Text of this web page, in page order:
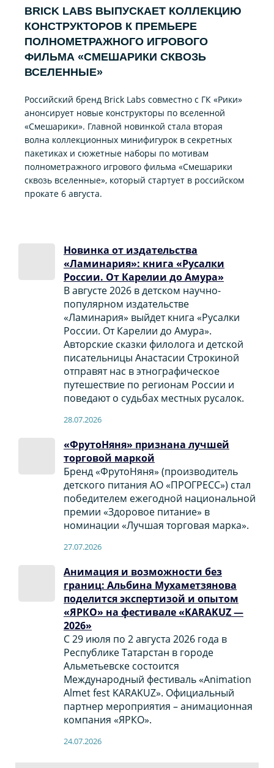
BRICK LABS ВЫПУСКАЕТ КОЛЛЕКЦИЮ
КОНСТРУКТОРОВ К ПРЕМЬЕРЕ
ПОЛНОМЕТРАЖНОГО ИГРОВОГО
ФИЛЬМА «CМЕШАРИКИ СКВОЗЬ
ВСЕЛЕННЫЕ»
Российский бренд Brick Labs совместно с ГК «Рики»
анонсирует новые конструкторы по вселенной
«Смешарики». Главной новинкой стала вторая
волна коллекционных минифигурок в секретных
пакетиках и сюжетные наборы по мотивам
полнометражного игрового фильма «Смешарики
сквозь вселенные», который стартует в российском
прокате 6 августа.
Новинка от издательства
«Ламинария»: книга «Русалки
России. От Карелии до Амура»
В августе 2026 в детском научно-
популярном издательстве
«Ламинария» выйдет книга «Русалки
России. От Карелии до Амура».
Авторские сказки филолога и детской
писательницы Анастасии Строкиной
отправят нас в этнографическое
путешествие по регионам России и
поведают о судьбах местных русалок.
28.07.2026
«ФрутоНяня» признана лучшей
торговой маркой
Бренд «ФрутоНяня» (производитель
детского питания АО «ПРОГРЕСС») стал
победителем ежегодной национальной
премии «Здоровое питание» в
номинации «Лучшая торговая марка».
27.07.2026
Анимация и возможности без
границ: Альбина Мухаметзянова
поделится экспертизой и опытом
«ЯРКО» на фестивале «KARAKUZ —
2026»
С 29 июля по 2 августа 2026 года в
Республике Татарстан в городе
Альметьевске состоится
Международный фестиваль «Animation
Almet fest KARAKUZ». Официальный
партнер мероприятия – анимационная
компания «ЯРКО».
24.07.2026